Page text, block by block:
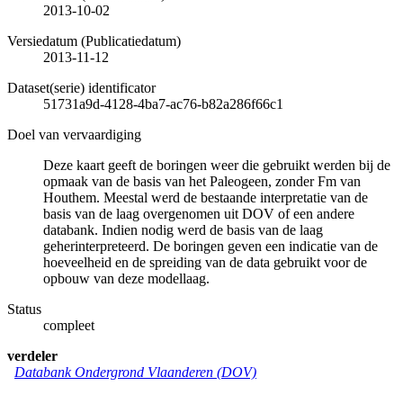
2013-10-02
Versiedatum (Publicatiedatum)
2013-11-12
Dataset(serie) identificator
51731a9d-4128-4ba7-ac76-b82a286f66c1
Doel van vervaardiging
Deze kaart geeft de boringen weer die gebruikt werden bij de
opmaak van de basis van het Paleogeen, zonder Fm van
Houthem. Meestal werd de bestaande interpretatie van de
basis van de laag overgenomen uit DOV of een andere
databank. Indien nodig werd de basis van de laag
geherinterpreteerd. De boringen geven een indicatie van de
hoeveelheid en de spreiding van de data gebruikt voor de
opbouw van deze modellaag.
Status
compleet
verdeler
Databank Ondergrond Vlaanderen (DOV)